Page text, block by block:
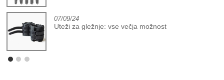
07/09/24
Uteži za gležnje: vse večja možnost